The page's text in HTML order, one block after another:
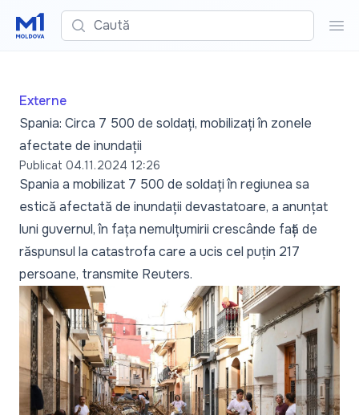
Caută
Externe
Spania: Circa 7 500 de soldați, mobilizați în zonele
afectate de inundații
Publicat 04.11.2024 12:26
Spania a mobilizat 7 500 de soldați în regiunea sa
estică afectată de inundații devastatoare, a anunțat
luni guvernul, în fața nemulțumirii crescânde față de
răspunsul la catastrofa care a ucis cel puțin 217
persoane, transmite Reuters.